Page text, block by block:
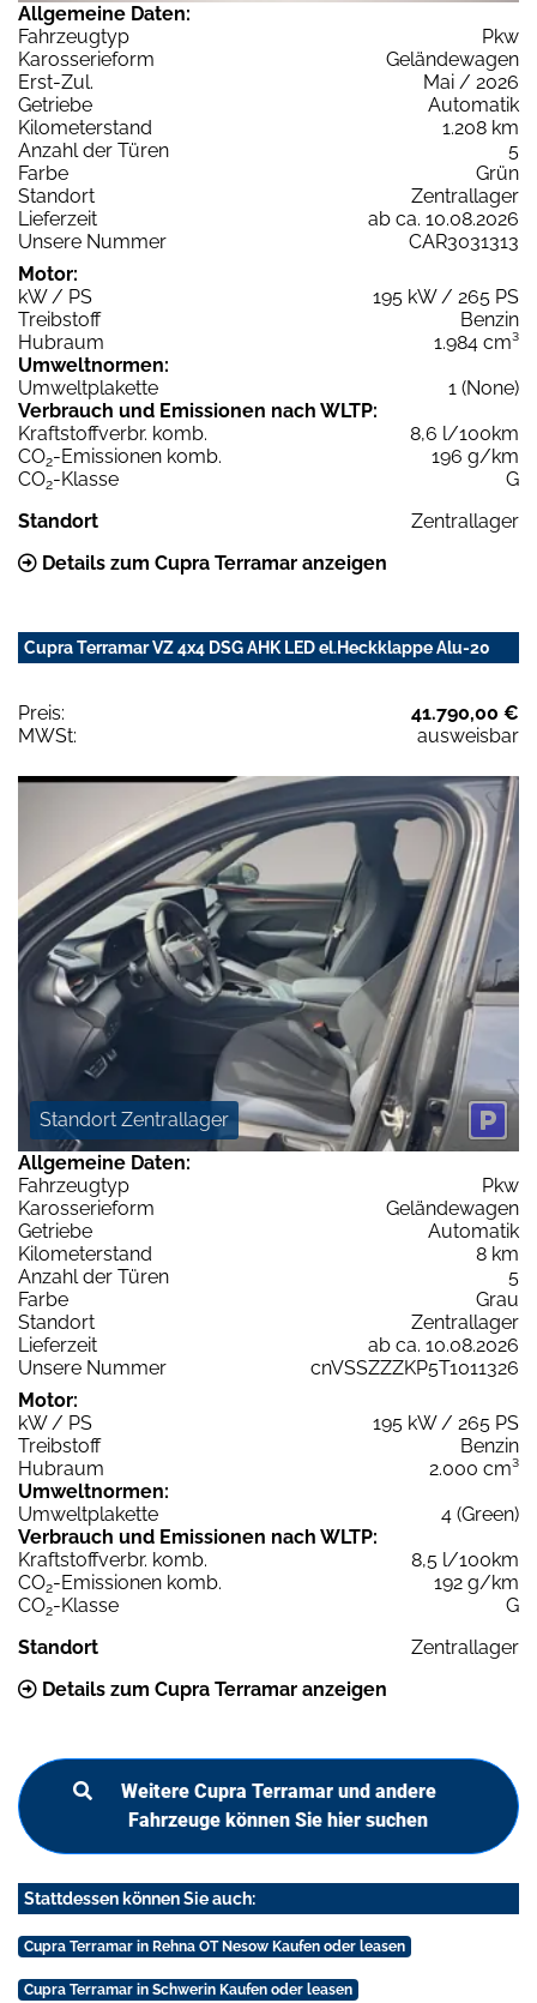
Allgemeine Daten:
Fahrzeugtyp
Pkw
Karosserieform
Geländewagen
Erst-Zul.
Mai / 2026
Getriebe
Automatik
Kilometerstand
1.208 km
Anzahl der Türen
5
Farbe
Grün
Standort
Zentrallager
Lieferzeit
ab ca. 10.08.2026
Unsere Nummer
CAR3031313
Motor:
kW / PS
195 kW / 265 PS
Treibstoff
Benzin
Hubraum
1.984 cm³
Umweltnormen:
Umweltplakette
1 (None)
Verbrauch und Emissionen nach WLTP:
Kraftstoffverbr. komb.
8,6 l/100km
CO2-Emissionen komb.
196 g/km
CO2-Klasse
G
Standort
Zentrallager
Details zum Cupra Terramar anzeigen
Cupra Terramar VZ 4x4 DSG AHK LED el.Heckklappe Alu-20
Preis:
41.790,00 €
MWSt:
ausweisbar
Standort Zentrallager
Allgemeine Daten:
Fahrzeugtyp
Pkw
Karosserieform
Geländewagen
Getriebe
Automatik
Kilometerstand
8 km
Anzahl der Türen
5
Farbe
Grau
Standort
Zentrallager
Lieferzeit
ab ca. 10.08.2026
Unsere Nummer
cnVSSZZZKP5T1011326
Motor:
kW / PS
195 kW / 265 PS
Treibstoff
Benzin
Hubraum
2.000 cm³
Umweltnormen:
Umweltplakette
4 (Green)
Verbrauch und Emissionen nach WLTP:
Kraftstoffverbr. komb.
8,5 l/100km
CO2-Emissionen komb.
192 g/km
CO2-Klasse
G
Standort
Zentrallager
Details zum Cupra Terramar anzeigen
Weitere Cupra Terramar und andere
Fahrzeuge können Sie hier suchen
Stattdessen können Sie auch:
Cupra Terramar in Rehna OT Nesow Kaufen oder leasen
Cupra Terramar in Schwerin Kaufen oder leasen